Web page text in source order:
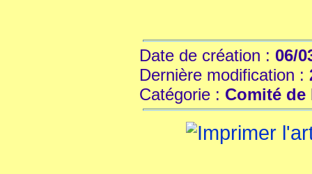
Date de création : 06/
Dernière modification :
Catégorie : Comité de